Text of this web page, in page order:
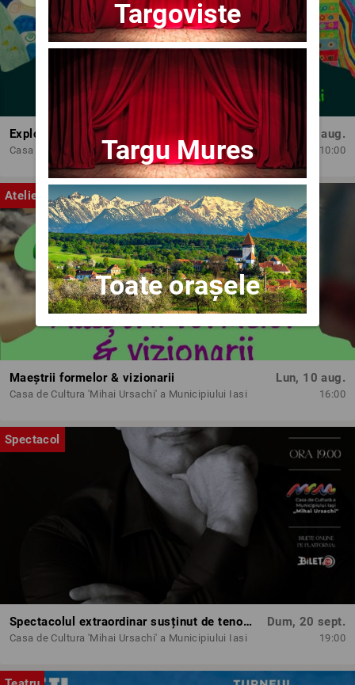
Exploratorii cromatici
Casa de Cultura 'Mihai Ursachi' a Municipiului Iasi
Lun, 10 aug.
10:00
Atelier
Maeștrii formelor & vizionarii
Casa de Cultura 'Mihai Ursachi' a Municipiului Iasi
Lun, 10 aug.
16:00
Spectacol
Spectacolul extraordinar susținut de tenorul Paul Cel Mare
Casa de Cultura 'Mihai Ursachi' a Municipiului Iasi
Dum, 20 sept.
19:00
Targoviste
Targu Mures
Toate orașele